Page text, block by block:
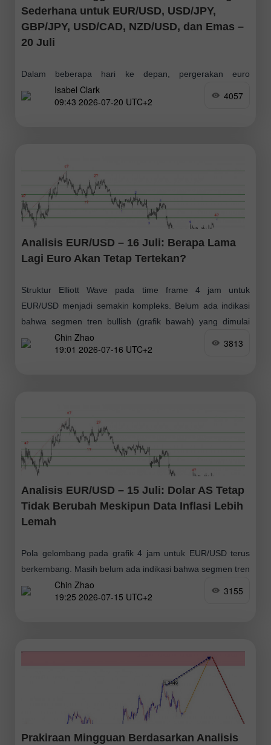
Sederhana untuk EUR/USD, USD/JPY,
GBP/JPY, USD/CAD, NZD/USD, dan Emas –
20 Juli
Dalam beberapa hari ke depan, pergerakan euro
diperkirakan akan tetap melanjutkan tren sideways secara
keseluruhan, dalam kisaran harga di antara zona-zona
Isabel Clark
09:43 2026-07-20 UTC+2
4057
Analisis EUR/USD – 16 Juli: Berapa Lama
Lagi Euro Akan Tetap Tertekan?
Struktur Elliott Wave pada time frame 4 jam untuk
EUR/USD menjadi semakin kompleks. Belum ada indikasi
bahwa segmen tren bullish (grafik bawah) yang dimulai
pada Januari tahun lalu telah terinvalidation
Chin Zhao
19:01 2026-07-16 UTC+2
3813
Analisis EUR/USD – 15 Juli: Dolar AS Tetap
Tidak Berubah Meskipun Data Inflasi Lebih
Lemah
Pola gelombang pada grafik 4 jam untuk EUR/USD terus
berkembang. Masih belum ada indikasi bahwa segmen tren
naik (ditunjukkan pada grafik bawah) yang dimulai pada
Januari tahun lalu telah batal
Chin Zhao
19:25 2026-07-15 UTC+2
3155
Prakiraan Mingguan Berdasarkan Analisis